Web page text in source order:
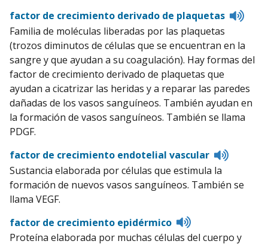
factor de crecimiento derivado de plaquetas
Familia de moléculas liberadas por las plaquetas
(trozos diminutos de células que se encuentran en la
sangre y que ayudan a su coagulación). Hay formas del
factor de crecimiento derivado de plaquetas que
ayudan a cicatrizar las heridas y a reparar las paredes
dañadas de los vasos sanguíneos. También ayudan en
la formación de vasos sanguíneos. También se llama
PDGF.
factor de crecimiento endotelial vascular
Listen
Sustancia elaborada por células que estimula la
formación de nuevos vasos sanguíneos. También se
llama VEGF.
factor de crecimiento epidérmico
Listen
to
pronunciation
Proteína elaborada por muchas células del cuerpo y